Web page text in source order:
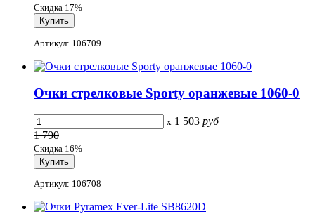
Скидка 17%
Артикул: 106709
Очки стрелковые Sporty оранжевые 1060-0
x 1 503 руб
1 790
Скидка 16%
Артикул: 106708